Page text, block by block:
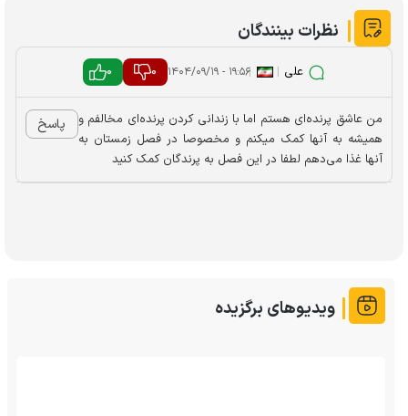
نظرات بینندگان
علی |
|۱۹:۵۶ - ۱۴۰۴/۰۹/۱۹ 0
0
من عاشق پرنده‌ای هستم اما با زندانی کردن پرنده‌ای مخالفم و
همیشه به آنها کمک میکنم و مخصوصا در فصل زمستان به
آنها غذا می‌دهم لطفا در این فصل به پرندگان کمک کنید
پاسخ
ویدیوهای برگزیده